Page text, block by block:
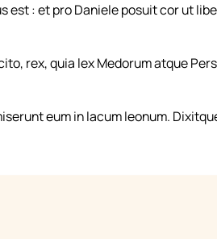
: et pro Daniele posuit cor ut
rex, quia lex Medorum atque
eum in lacum leonum.